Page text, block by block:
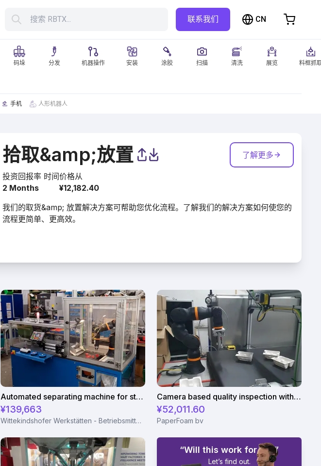
搜索 RBTX... 联系我们 CN
码垛 分发 机器操作 安装 涂胶 扫描 清洗 展览 料框抓
手机 人形机器人
拾取&amp;放置 了解更多
投资回报率 时间
2 Months
价格从
¥12,182.40
我们的取货&amp; 放置解决方案可帮助您优化流程。了解我们的解决方案如何使您的
流程更简单、更高效。
Automated separating machine for stacking corners with ReBeL robot
¥139,663
Wittekindshofer Werkstätten - Betriebsmittelbau
Camera based quality inspection with igus ReBeL
¥52,011.60
PaperFoam bv
“Will this work for us?”
Let’s find out.
您的购物车是空的